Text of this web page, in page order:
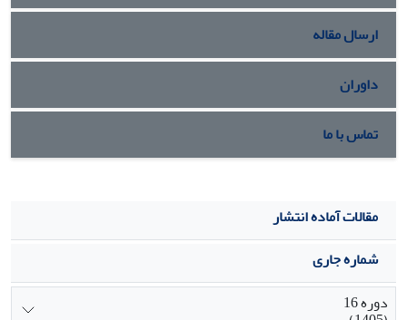
ارسال مقاله
داوران
تماس با ما
مقالات آماده انتشار
شماره جاری
دوره 16